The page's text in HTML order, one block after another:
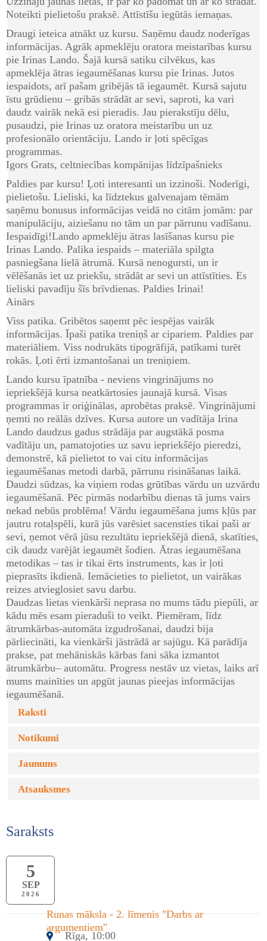
Noteikti pielietošu praksē. Attīstīšu iegūtās iemaņas.
Draugi ieteica atnākt uz kursu. Saņēmu daudz noderīgas
informācijas. Agrāk apmeklēju oratora meistarības kursu
pie Irinas Lando. Šajā kursā satiku cilvēkus, kas
apmeklēja ātras iegaumēšanas kursu pie Irinas. Jutos
iespaidots, arī pašam gribējās tā iegaumēt. Kursā sajutu
īstu grūdienu – gribās strādāt ar sevi, saproti, ka vari
daudz vairāk nekā esi pieradis. Jau pierakstīju dēlu,
pusaudzi, pie Irinas uz oratora meistarību un uz
profesionālo orientāciju. Lando ir ļoti spēcīgas
programmas.
Igors Grats, celtniecības kompānijas līdzīpašnieks
Paldies par kursu! Ļoti interesanti un izzinoši. Noderīgi,
pielietošu. Lieliski, ka līdztekus galvenajam tēmām
saņēmu bonusus informācijas veidā no citām jomām: par
manipulāciju, aiziešanu no tām un par pārrunu vadīšanu.
Iespaidīgi!Lando apmeklēju ātras lasīšanas kursu pie
Irinas Lando. Palika iespaids – materiāla spilgta
pasniegšana lielā ātrumā. Kursā nenogursti, un ir
vēlēšanās iet uz priekšu, strādāt ar sevi un attīstīties. Es
lieliski pavadīju šīs brīvdienas. Paldies Irinai!
Ainārs
Viss patika. Gribētos saņemt pēc iespējas vairāk
informācijas. Īpaši patika treniņš ar cipariem. Paldies par
materiāliem. Viss nodrukāts tipogrāfijā, patīkami turēt
rokās. Ļoti ērti izmantošanai un treniņiem.
Lando kursu īpatnība - neviens vingrinājums no
iepriekšējā kursa neatkārtosies jaunajā kursā. Visas
programmas ir oriģinālas, aprobētas praksē. Vingrinājumi
ņemti no reālās dzīves. Kursa autore un vadītāja Irina
Lando daudzus gadus strādāja par augstākā posma
vadītāju un, pamatojoties uz savu iepriekšējo pieredzi,
demonstrē, kā pielietot to vai citu informācijas
iegaumēšanas metodi darbā, pārrunu risināšanas laikā.
Daudzi sūdzas, ka viņiem rodas grūtības vārdu un uzvārdu
iegaumēšanā. Pēc pirmās nodarbību dienas tā jums vairs
nekad nebūs problēma! Vārdu iegaumēšana jums kļūs par
jautru rotaļspēli, kurā jūs varēsiet sacensties tikai paši ar
sevi, ņemot vērā jūsu rezultātu iepriekšējā dienā, skatīties,
cik daudz varējāt iegaumēt šodien. Ātras iegaumēšana
metodikas – tas ir tikai ērts instruments, kas ir ļoti
pieprasīts ikdienā. Iemācieties to pielietot, un vairākas
reizes atvieglosiet savu darbu.
Daudzas lietas vienkārši neprasa no mums tādu piepūli, ar
kādu mēs esam pieraduši to veikt. Piemēram, līdz
ātrumkārbas-automāta izgudrošanai, daudzi bija
pārliecināti, ka vienkārši jāstrādā ar sajūgu. Kā parādīja
prakse, pat mehāniskās kārbas fani sāka izmantot
ātrumkārbu– automātu. Progress nestāv uz vietas, laiks arī
mums mainīties un apgūt jaunas pieejas informācijas
iegaumēšanā.
Raksti
Notikumi
Jaunums
Atsauksmes
Saraksts
5
SEP
2026
Runas māksla - 2. līmenis "Darbs ar
argumentiem"
Rīga, 10:00